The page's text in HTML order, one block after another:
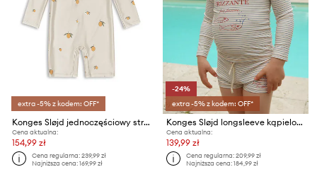
extra -5% z kodem: OFF*
Konges Sløjd jednoczęściowy strój kąpielowy ASTER ONESIE GRS
Cena aktualna:
154,99 zł
Cena regularna:239,99 zł
Najniższa cena:169,99 zł
-24%
extra -5% z kodem: OFF*
Konges Sløjd longsleeve kąpielowy dziecięcy ASTER SWIM BLOUSE GRS
Cena aktualna:
139,99 zł
Cena regularna:209,99 zł
Najniższa cena:184,99 zł